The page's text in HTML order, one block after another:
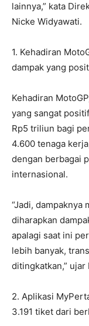
lainnya,” kata
Nicke Widyawati.
1. Kehadiran
dampak yang
Kehadiran
yang sangat
Rp5 triliun bagi
4.600 tenaga
dengan berbagai
internasional.
“Jadi, dampaknya
diharapkan
apalagi saat ini
lebih banyak,
ditingkatkan,” ujar
2. Aplikasi
3.191 tiket dari